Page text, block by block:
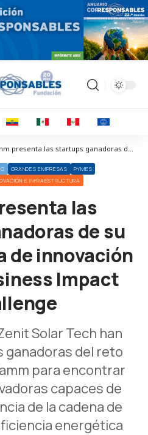
Corresponsables > Noticias > Damm presenta las startups ganadoras de su convocatoria de innovación abierta Business Impact Challenge
GRANDES EMPRESAS
PYMES
E INFRAESTRUCTURA
las
de su
de innovación
Impact
Solar Tech han
ganadoras del reto
para encontrar
capaces de
de la cadena de
energética